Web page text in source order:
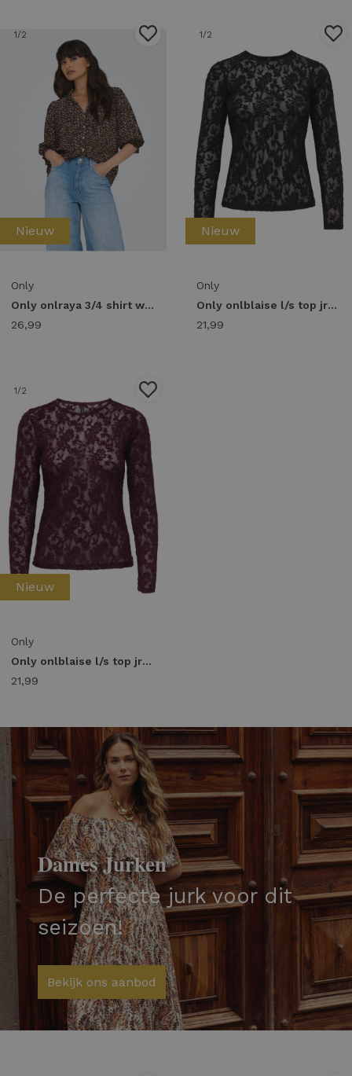
1/2
Nieuw
Only
Only onlraya 3/4 shirt wvn noos 15332997 Blouse silver mink animal
26,99
1/2
Nieuw
Only
Only onlblaise l/s top jrs 15356155 T-shirt Lange mouw black
21,99
1/2
Nieuw
Only
Only onlblaise l/s top jrs 15356155 T-shirt Lange mouw fig
21,99
Dames Jurken
De perfecte jurk voor dit
seizoen!
Bekijk ons aanbod